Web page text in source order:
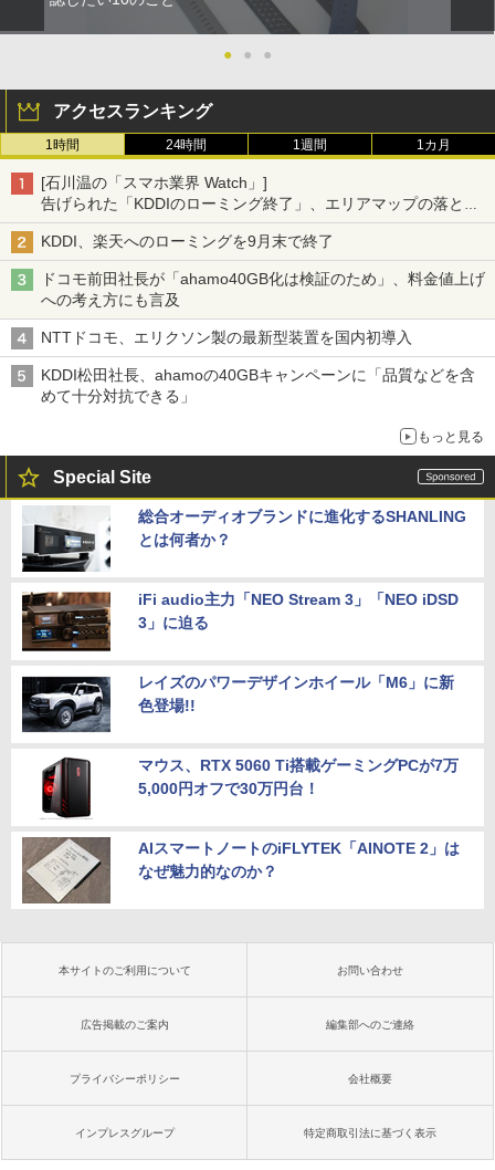
● ● ●
アクセスランキング
1時間 24時間 1週間 1カ月
[石川温の「スマホ業界 Watch」]
告げられた「KDDIのローミング終了」、エリアマップの落とし
穴と楽天モバイルの課題
KDDI、楽天へのローミングを9月末で終了
ドコモ前田社長が「ahamo40GB化は検証のため」、料金値上げ
への考え方にも言及
NTTドコモ、エリクソン製の最新型装置を国内初導入
KDDI松田社長、ahamoの40GBキャンペーンに「品質などを含
めて十分対抗できる」
もっと見る
Special Site
総合オーディオブランドに進化するSHANLING
とは何者か？
iFi audio主力「NEO Stream 3」「NEO iDSD
3」に迫る
レイズのパワーデザインホイール「M6」に新
色登場!!
マウス、RTX 5060 Ti搭載ゲーミングPCが7万
5,000円オフで30万円台！
AIスマートノートのiFLYTEK「AINOTE 2」は
なぜ魅力的なのか？
本サイトのご利用について お問い合わせ
広告掲載のご案内 編集部へのご連絡
プライバシーポリシー 会社概要
インプレスグループ 特定商取引法に基づく表示